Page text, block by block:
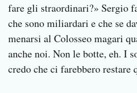
fare gli straordinari?» Sergio
che sono miliardari e che se
menarsi al Colosseo magari
anche noi. Non le botte, eh. I
credo che ci farebbero restare